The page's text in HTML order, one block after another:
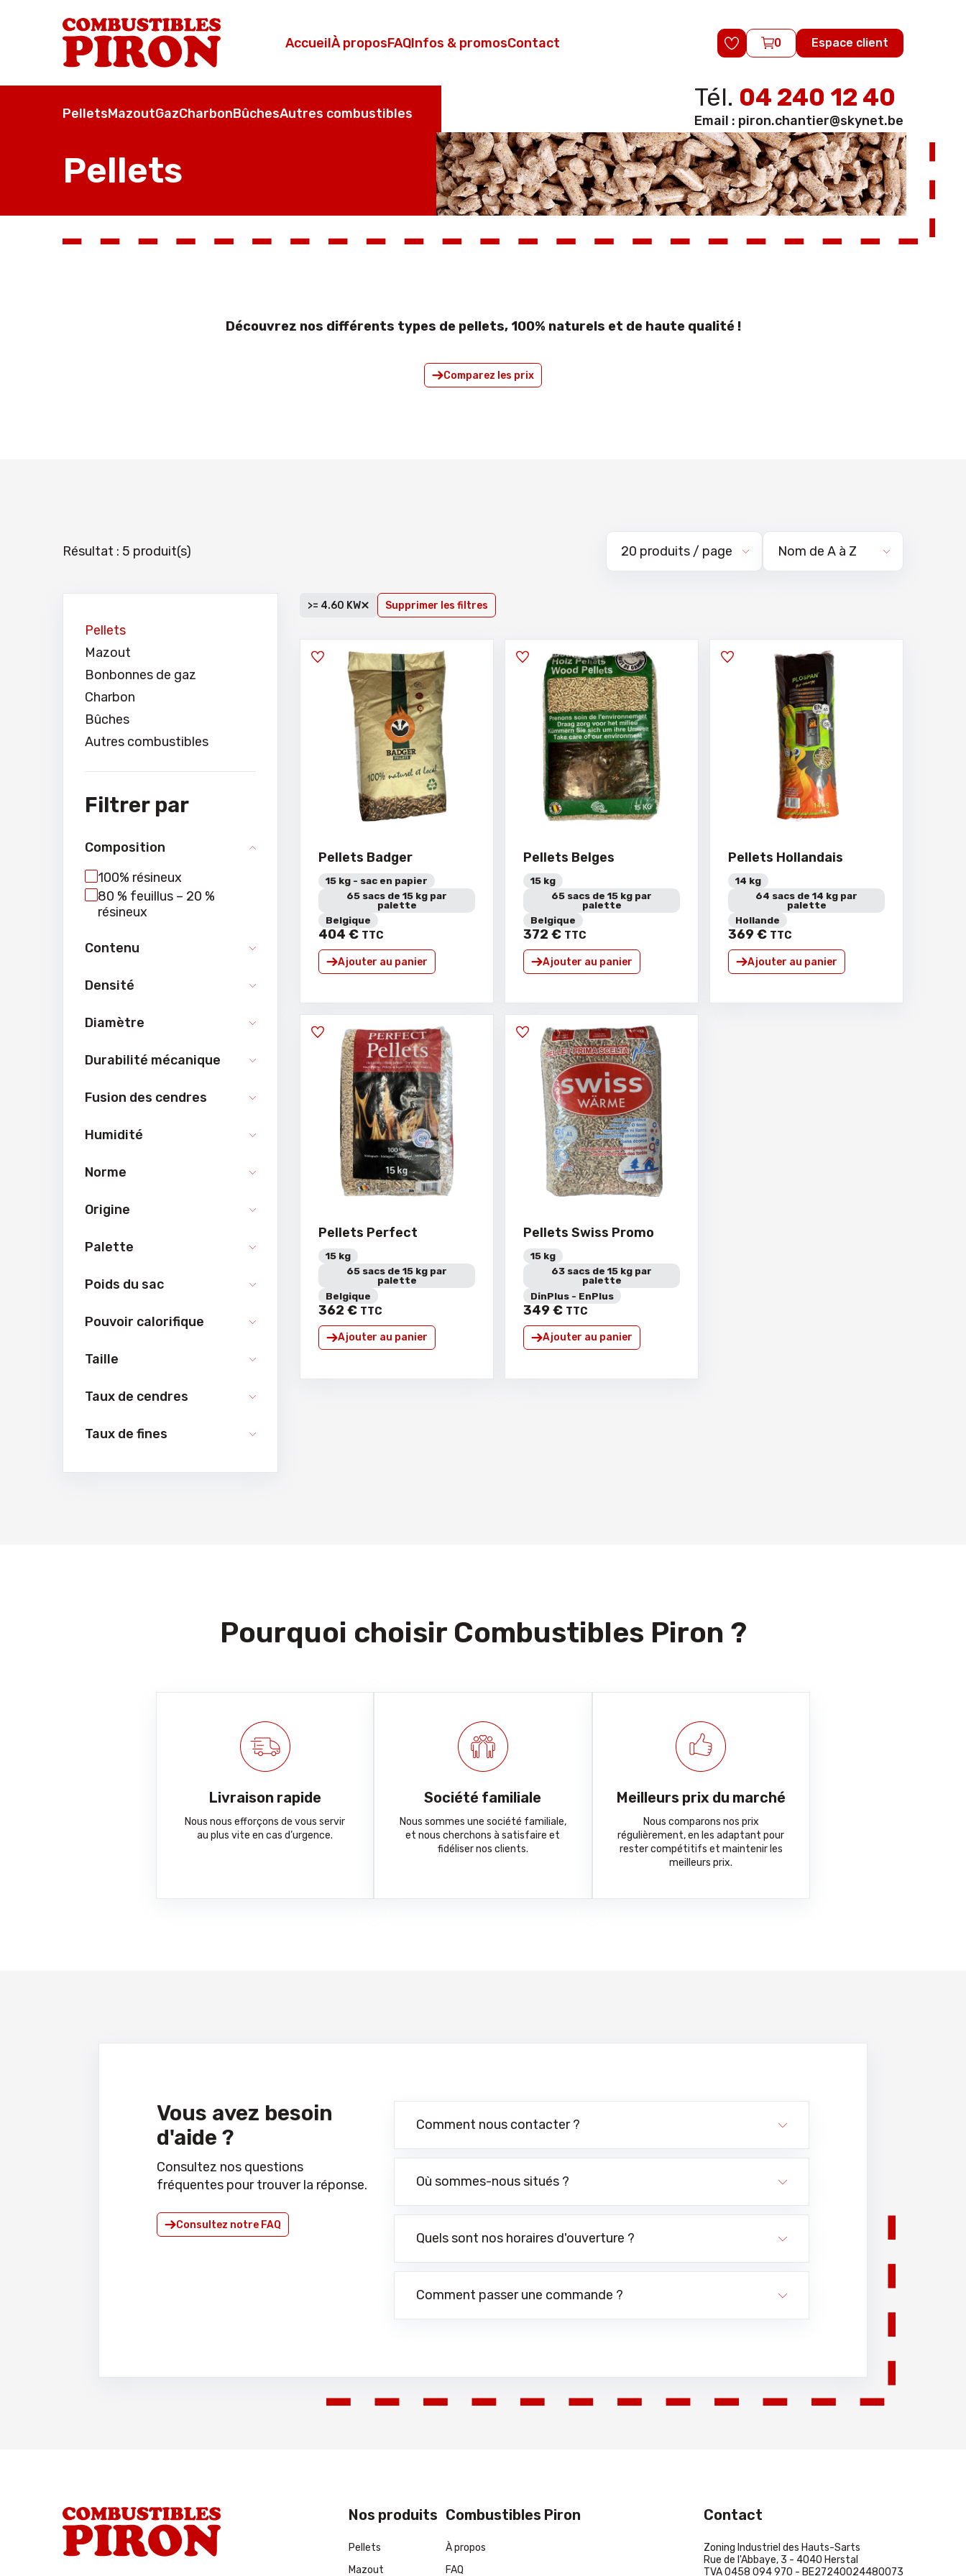
AccueilÀ proposFAQInfos & promosContact 0 Espace client
PelletsMazoutGazCharbonBûchesAutres combustibles
Pellets
Tél. 04 240 12 40
Email : piron.chantier@skynet.be
Découvrez nos différents types de pellets, 100% naturels et de haute qualité !
Comparez les prix
Résultat : 5 produit(s)
Pellets
Mazout
Bonbonnes de gaz
Charbon
Bûches
Autres combustibles
Filtrer par
Composition
100% résineux
80 % feuillus – 20 %
résineux
Contenu
Densité
Diamètre
Durabilité mécanique
Fusion des cendres
Humidité
Norme
Origine
Palette
Poids du sac
Pouvoir calorifique
Taille
Taux de cendres
Taux de fines
>= 4.60 KW Supprimer les filtres
Pellets Badger
15 kg - sac en papier
65 sacs de 15 kg par
palette
Belgique
404 € TTC
Ajouter au panier
Pellets Belges
15 kg
65 sacs de 15 kg par
palette
Belgique
372 € TTC
Ajouter au panier
Pellets Hollandais
14 kg
64 sacs de 14 kg par
palette
Hollande
369€ TTC
Ajouter au panier
Pellets Perfect
15 kg
65 sacs de 15 kg par
palette
Belgique
362 € TTC
Ajouter au panier
Pellets Swiss Promo
15 kg
63 sacs de 15 kg par
palette
DinPlus - EnPlus
349€ TTC
Ajouter au panier
Pourquoi choisir Combustibles Piron ?
Livraison rapide
Nous nous efforçons de vous servir
au plus vite en cas d’urgence.
Société familiale
Nous sommes une société familiale,
et nous cherchons à satisfaire et
fidéliser nos clients.
Meilleurs prix du marché
Nous comparons nos prix
régulièrement, en les adaptant pour
rester compétitifs et maintenir les
meilleurs prix.
Vous avez besoin
d'aide ?
Consultez nos questions
fréquentes pour trouver la réponse.
Consultez notre FAQ
Comment nous contacter ?
Où sommes-nous situés ?
Quels sont nos horaires d'ouverture ?
Comment passer une commande ?
Nos produits
Pellets
Mazout
Combustibles Piron
À propos
FAQ
Contact
Zoning Industriel des Hauts-Sarts
Rue de l'Abbaye, 3 - 4040 Herstal
TVA 0458 094 970 - BE27240024480073